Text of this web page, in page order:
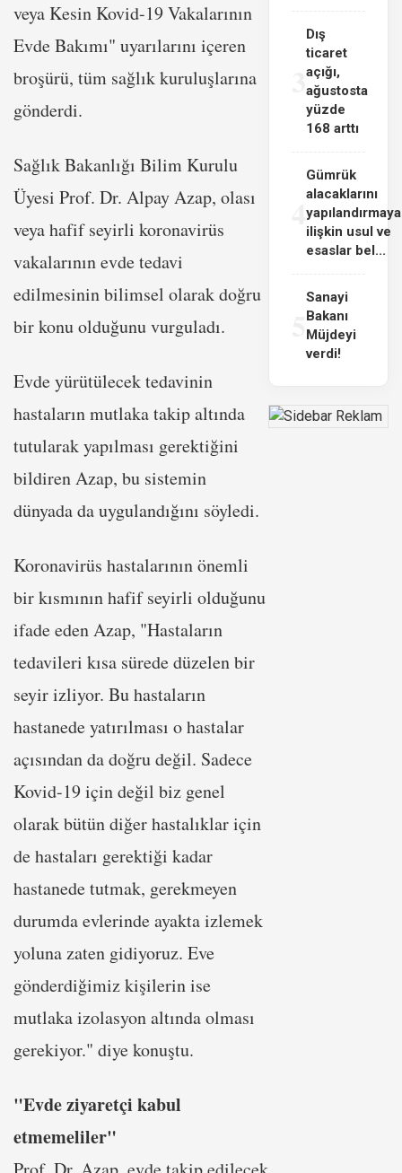
veya Kesin Kovid-19 Vakalarının
Evde Bakımı" uyarılarını içeren
broşürü, tüm sağlık kuruluşlarına
gönderdi.
Sağlık Bakanlığı Bilim Kurulu
Üyesi Prof. Dr. Alpay Azap, olası
veya hafif seyirli koronavirüs
vakalarının evde tedavi
edilmesinin bilimsel olarak doğru
bir konu olduğunu vurguladı.
Evde yürütülecek tedavinin
hastaların mutlaka takip altında
tutularak yapılması gerektiğini
bildiren Azap, bu sistemin
dünyada da uygulandığını söyledi.
Koronavirüs hastalarının önemli
bir kısmının hafif seyirli olduğunu
ifade eden Azap, "Hastaların
tedavileri kısa sürede düzelen bir
seyir izliyor. Bu hastaların
hastanede yatırılması o hastalar
açısından da doğru değil. Sadece
Kovid-19 için değil biz genel
olarak bütün diğer hastalıklar için
de hastaları gerektiği kadar
hastanede tutmak, gerekmeyen
durumda evlerinde ayakta izlemek
yoluna zaten gidiyoruz. Eve
gönderdiğimiz kişilerin ise
mutlaka izolasyon altında olması
gerekiyor." diye konuştu.
"Evde ziyaretçi kabul
etmemeliler"
3
Dış
ticaret
açığı,
ağustosta
yüzde
168 arttı
4
Gümrük
alacaklarını
yapılandırmaya
ilişkin usul ve
esaslar bel...
Sanayi
Bakanı
Müjdeyi
verdi!